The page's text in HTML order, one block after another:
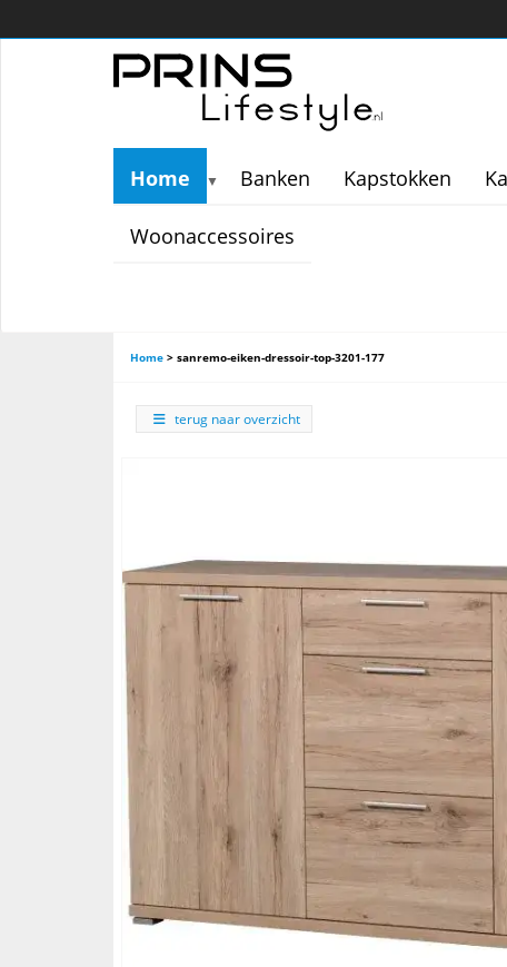
Home ▼ Banken Kapstokken
Woonaccessoires
Home > sanremo-eiken-dressoir-top-3201-177
terug naar overzicht